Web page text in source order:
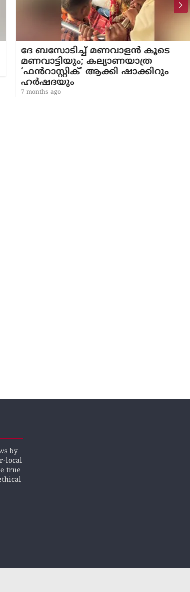
ദേ ബസോടിച്ച് മണവാളൻ കൂടെ
മണവാട്ടിയും; കല്യാണയാത്ര
‘ഫൻറാസ്റ്റിക്’ ആക്കി ഷാക്കിറും
ഹർഷദയും
7 months ago
by
local
true